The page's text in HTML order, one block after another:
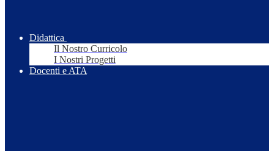
Didattica
Il Nostro Curricolo
I Nostri Progetti
Docenti e ATA